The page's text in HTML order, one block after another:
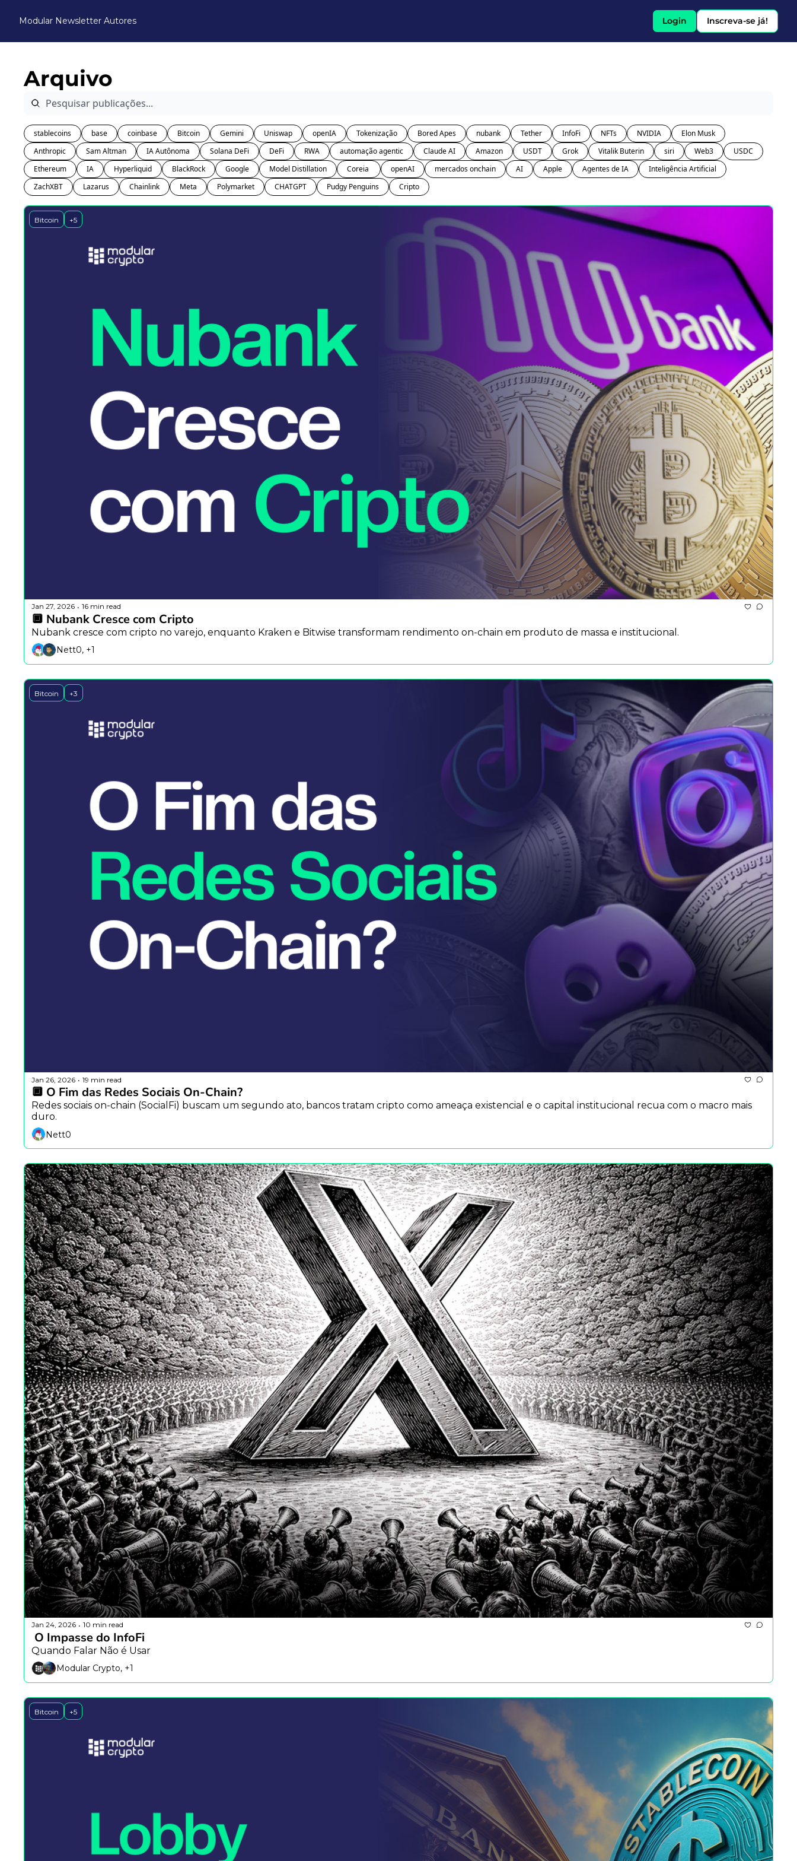
Modular Newsletter Autores Login Inscreva-se já!
Arquivo
stablecoins base coinbase Bitcoin Gemini Uniswap openIA Tokenização Bored Apes nubank Tether InfoFi NFTs NVIDIA
Elon Musk
Anthropic
Sam Altman IA Autônoma Solana DeFi DeFi RWA automação agentic Claude AI Amazon USDT Grok Vitalik Buterin siri Web3
USDC
Ethereum
IA Hyperliquid BlackRock Google Model Distillation openAI mercados onchain AI Apple Agentes de IA
Inteligência Artificial
ZachXBT
Lazarus Chainlink Meta Polymarket CHATGPT Pudgy Penguins Cripto
Bitcoin +5
Jan 27, 2026 • 16 min read
🔲 Nubank Cresce com Cripto
Nubank cresce com cripto no varejo, enquanto Kraken e Bitwise transformam rendimento on-chain em produto de massa e institucional.
Nett0, +1
Bitcoin +3
Jan 26, 2026 • 19 min read
🔲 O Fim das Redes Sociais On-Chain?
Redes sociais on-chain (SocialFi) buscam um segundo ato, bancos tratam cripto como ameaça existencial e o capital institucional recua com o macro mais
duro.
Nett0
Jan 24, 2026 • 10 min read
O Impasse do InfoFi
Quando Falar Não é Usar
Modular Crypto, +1
Bitcoin +5